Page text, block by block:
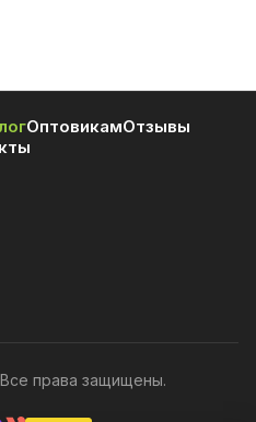
ОптовикамОтзывы
права защищены.